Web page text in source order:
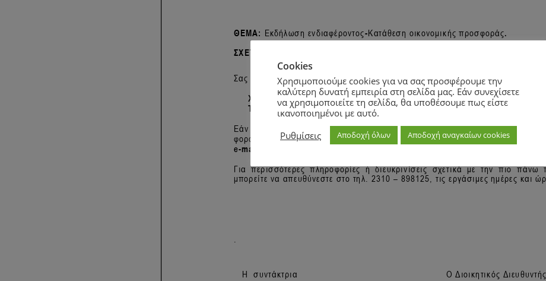
Cookies
Χρησιμοποιούμε cookies για να σας προσφέρουμε την
καλύτερη δυνατή εμπειρία στη σελίδα μας. Εάν συνεχίσετε
να χρησιμοποιείτε τη σελίδα, θα υποθέσουμε πως είστε
ικανοποιημένοι με αυτό.
Ρυθμίσεις
Αποδοχή όλων Αποδοχή αναγκαίων cookies